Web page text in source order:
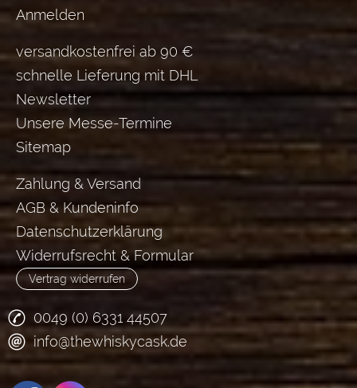
Anmelden
versandkostenfrei ab 90 €
schnelle Lieferung mit DHL
Newsletter
Unsere Messe-Termine
Sitemap
Zahlung & Versand
AGB & Kundeninfo
Datenschutzerklärung
Widerrufsrecht & Formular
Vertrag widerrufen
0049 (0) 6331 44507
info@thewhiskycask.de